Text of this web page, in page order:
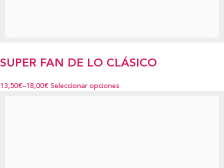
SUPER FAN DE LO CLÁSICO
13,50€–18,00€ Seleccionar opciones